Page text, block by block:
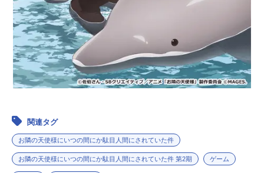
関連タグ
お隣の天使様にいつの間にか駄目人間にされていた件
お隣の天使様にいつの間にか駄目人間にされていた件 第2期 ゲーム